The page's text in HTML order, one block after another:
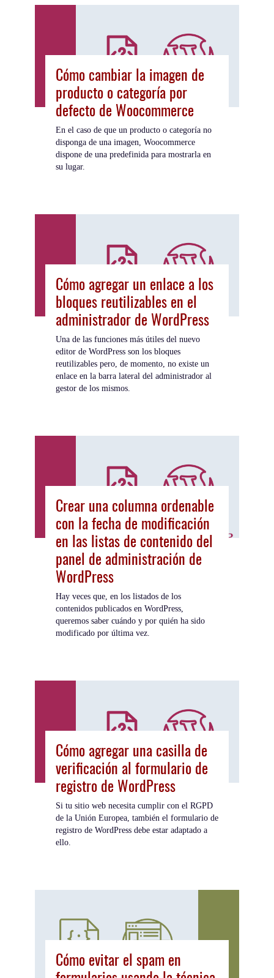
Cómo cambiar la imagen de
producto o categoría por
defecto de Woocommerce
En el caso de que un producto o categoría no
disponga de una imagen, Woocommerce
dispone de una predefinida para mostrarla en
su lugar.
Cómo agregar un enlace a los
bloques reutilizables en el
administrador de WordPress
Una de las funciones más útiles del nuevo
editor de WordPress son los bloques
reutilizables pero, de momento, no existe un
enlace en la barra lateral del administrador al
gestor de los mismos.
Crear una columna ordenable
con la fecha de modificación
en las listas de contenido del
panel de administración de
WordPress
Hay veces que, en los listados de los
contenidos publicados en WordPress,
queremos saber cuándo y por quién ha sido
modificado por última vez.
Cómo agregar una casilla de
verificación al formulario de
registro de WordPress
Si tu sitio web necesita cumplir con el RGPD
de la Unión Europea, también el formulario de
registro de WordPress debe estar adaptado a
ello.
Cómo evitar el spam en